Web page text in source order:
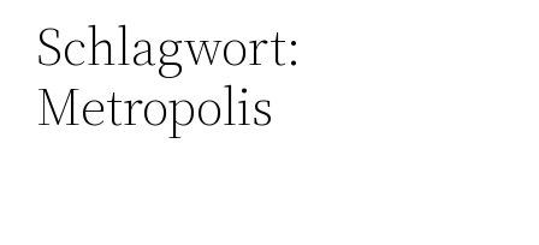
Schlagwort:
Metropolis